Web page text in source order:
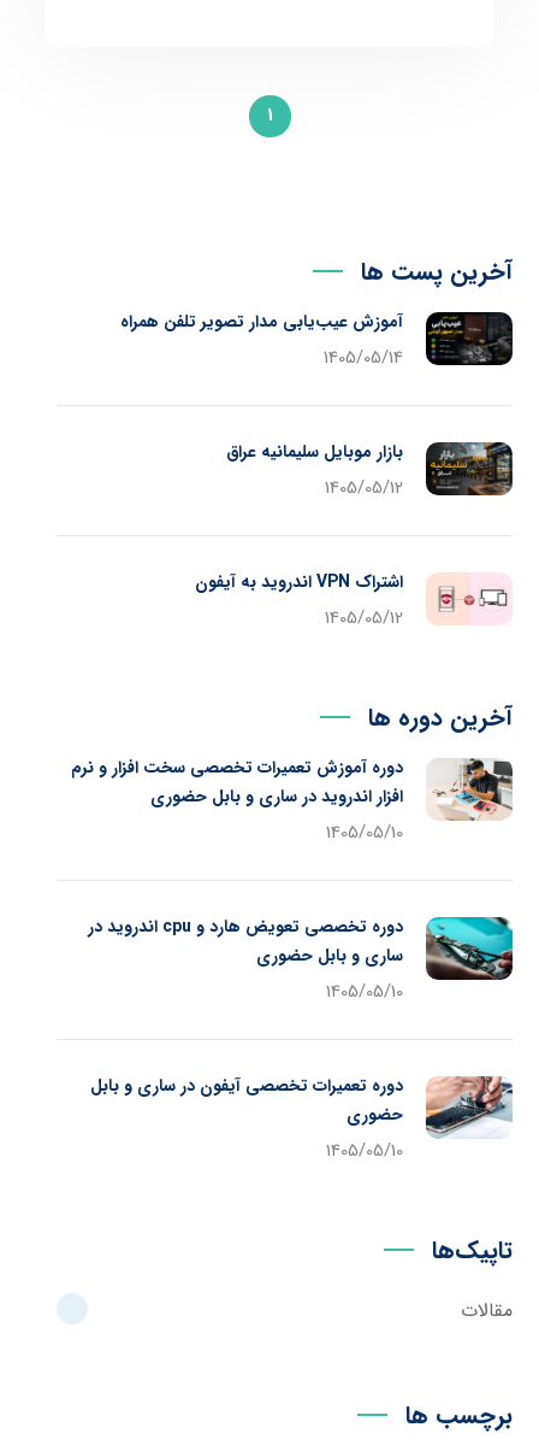
1
آخرین پست ها
آموزش عیب‌یابی مدار تصویر تلفن همراه
1405/05/14
بازار موبایل سلیمانیه عراق
1405/05/12
اشتراک VPN اندروید به آیفون
1405/05/12
آخرین دوره ها
دوره آموزش تعمیرات تخصصی سخت افزار و نرم
افزار اندروید در ساری و بابل حضوری
1405/05/10
دوره تخصصی تعویض هارد و cpu اندروید در
ساری و بابل حضوری
1405/05/10
دوره تعمیرات تخصصی آیفون در ساری و بابل
حضوری
1405/05/10
تاپیک‌ها
مقالات
برچسب ها